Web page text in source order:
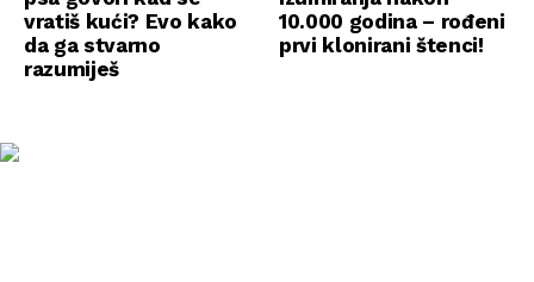
vratiš kući? Evo kako
da ga stvarno
razumiješ
10.000 godina – rođeni
prvi klonirani štenci!